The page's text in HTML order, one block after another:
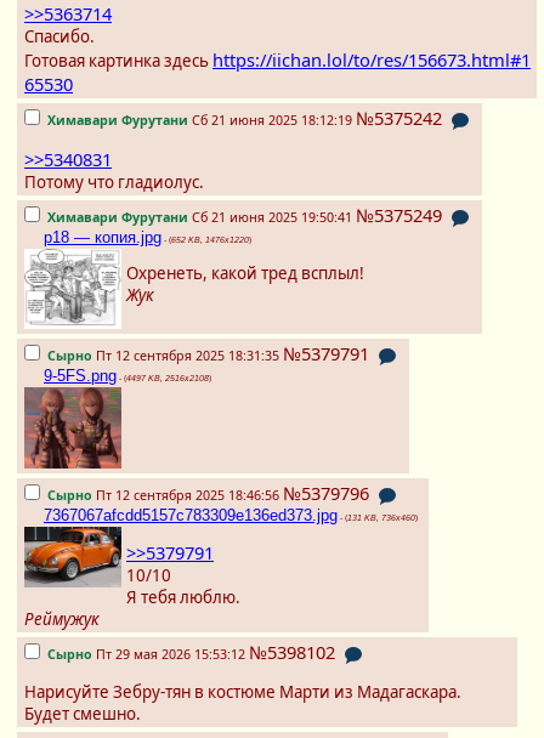
>>5363714
Спасибо.
Готовая картинка здесь https://iichan.lol/to/res/156673.html#1
65530
Химавари Фурутани Сб 21 июня 2025 18:12:19 №5375242
>>5340831
Потому что гладиолус.
Химавари Фурутани Сб 21 июня 2025 19:50:41 №5375249
p18 — копия.jpg - (652 KB, 1476x1220)
Охренеть, какой тред всплыл!
Жук
Сырно Пт 12 сентября 2025 18:31:35 №5379791
9-5FS.png - (4497 KB, 2516x2108)
Сырно Пт 12 сентября 2025 18:46:56 №5379796
7367067afcdd5157c783309e136ed373.jpg - (131 KB, 736x460)
>>5379791
10/10
Я тебя люблю.
Реймужук
Сырно Пт 29 мая 2026 15:53:12 №5398102
Нарисуйте Зебру-тян в костюме Марти из Мадагаскара.
Будет смешно.